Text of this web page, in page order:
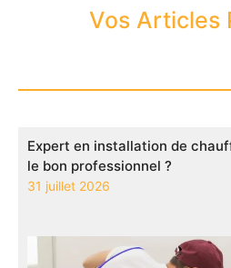
Vos Articles
Expert en installation de
le bon professionnel ?
31 juillet 2026